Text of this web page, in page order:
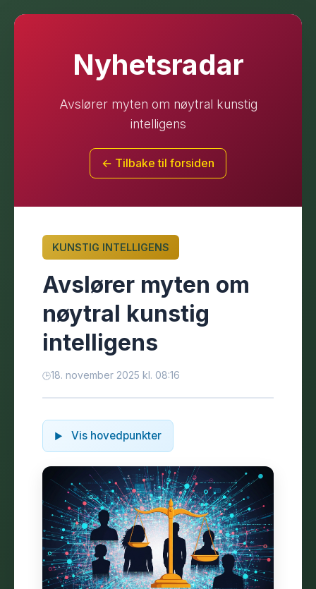
Nyhetsradar
Avslører myten om nøytral kunstig
intelligens
← Tilbake til forsiden
KUNSTIG INTELLIGENS
Avslører myten om
nøytral kunstig
intelligens
18. november 2025 kl. 08:16
Vis hovedpunkter